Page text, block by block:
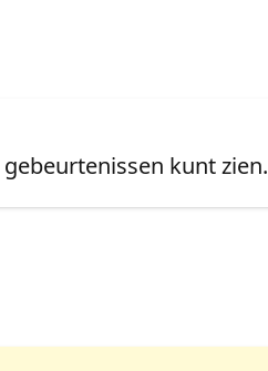
kunt zien.